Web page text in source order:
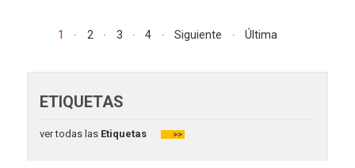
1 2 3 4 Siguiente Última
ETIQUETAS
ver todas las Etiquetas >>